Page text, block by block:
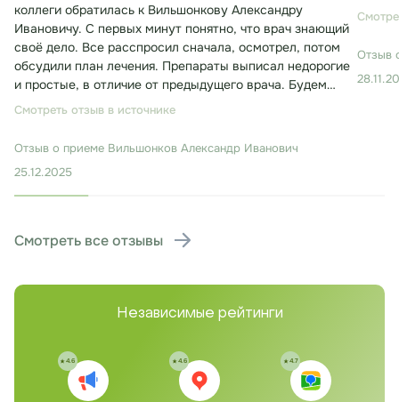
коллеги обратилась к Вильшонкову Александру
Ивановичу. С первых минут понятно, что врач знающий
своё дело. Все расспросил сначала, осмотрел, потом
обсудили план лечения. Препараты выписал недорогие
и простые, в отличие от предыдущего врача. Будем
лечиться. Консультация заняла около 30 минут.
Смотреть отзыв в источнике
Отзыв о приеме Вильшонков Александр Иванович
25.12.2025
Отзыв
Смотреть все отзывы
Независимые рейтинги
4.6 4.6 4.7